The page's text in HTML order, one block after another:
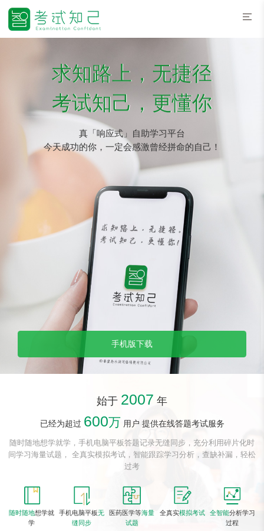
求知路上，无捷径
考试知己，更懂你
真「响应式」自助学习平台
今天成功的你，一定会感激曾经拼命的自己！
手机版下载
始于 2007 年
已经为超过 600万 用户 提供在线答题考试服务
随时随地想学就学，手机电脑平板答题记录无缝同步，充分利用碎片化时
间学习海量试题，
全真实模拟考试，智能跟踪学习分析，查缺补漏，轻松
过考
随时随地想学就
学
手机电脑平板无
缝同步
医药医学等海量
试题
全真实模拟考试 全智能分析学习
过程